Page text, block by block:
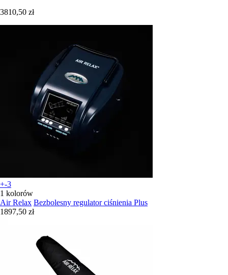
3810,50 zł
+-3
1 kolorów
Air Relax Bezbolesny regulator ciśnienia Plus
1897,50 zł